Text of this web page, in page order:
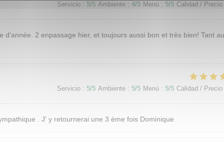
Servicio : 5/5 Ambiente : 4/5 Menú : 5/5 Calidad / Precio
2 enpassage hier, et toujours aussi bon et très bien! Tant au
Servicio : 5/5 Ambiente : 5/5 Menú : 5/5 Calidad / Precio
. J' y retournerai une 3 ème fois Dominique